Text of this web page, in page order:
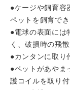
●ケージや飼育容
ペットを飼育でき
●電球の表面には
く、破損時の飛
●カンタンに取り
●ペットがあやま
護コイルを取り付